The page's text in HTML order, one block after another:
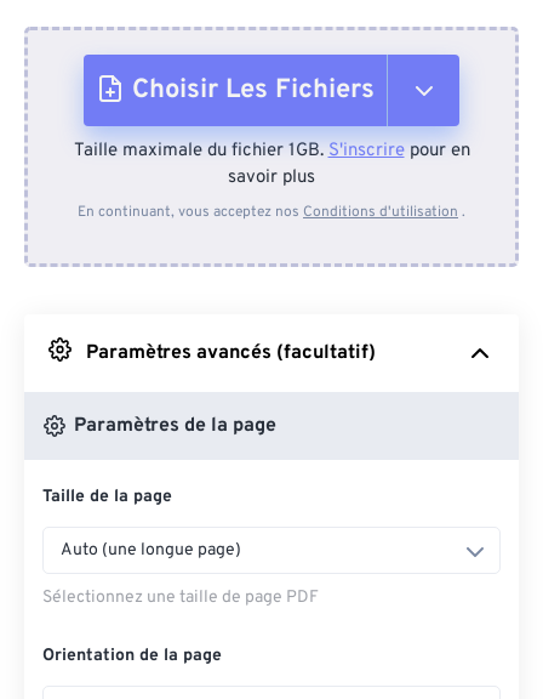
Choisir Les Fichiers
Depuis l'appareil
Depuis Google Drive
Depuis OneDrive
Depuis l'URL
Taille maximale du fichier 1GB.S'inscrirepour en
savoir plus
En continuant, vous acceptez nos Conditions d'utilisation .
Paramètres avancés (facultatif)
Paramètres de la page
Taille de la page
Auto (une longue page)
Sélectionnez une taille de page PDF
Orientation de la page